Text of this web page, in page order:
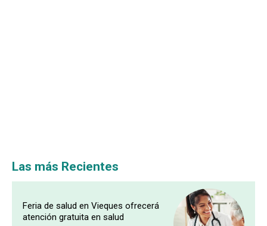
Las más Recientes
Feria de salud en Vieques ofrecerá
atención gratuita en salud